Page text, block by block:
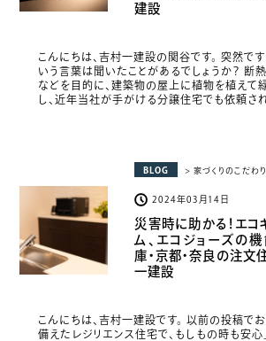
建設
こんにちは、吉村一建設の関谷です。 突然です
いう言葉は聞いたことがあるでしょうか？ 断
などを目的に、建築物の屋上に植物を植えて
し、近年当社が手がける分譲住宅でも依頼
BLOG > 家づくりのこだわり
2024年03月14日
災害時に助かる！エコ
ム、エコジョーズの
庫・京都・奈良の注文
一建設
こんにちは、吉村一建設です。 以前の投稿で
備えたレジリエンス住宅で、もしもの時も安心